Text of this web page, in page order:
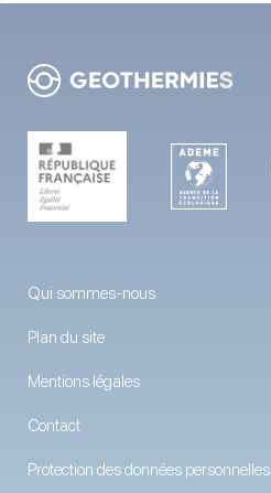
Qui sommes-nous
Plan du site
Mentions légales
Contact
Protection des données personnelles